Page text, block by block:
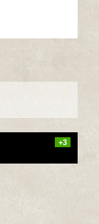
+3